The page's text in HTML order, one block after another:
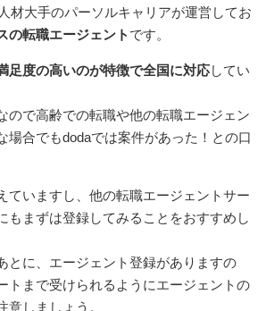
材大手のパーソルキャリアが運営してお
の転職エージェント です。
足度の高いのが特徴で全国に対応 してい
ので高齢での転職や他の転職エージェン
場合でもdodaでは案件があった！との口
ていますし、他の転職エージェントサー
もまずは登録してみることをおすすめし
とに、エージェント登録がありますの
トまで受けられるようにエージェントの
意しましょう。